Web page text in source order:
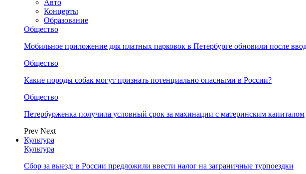
Авто
Концерты
Образование
Общество
Мобильное приложение для платных парковок в Петербурге обновили после
Общество
Какие породы собак могут признать потенциально опасными в России?
Общество
Петербурженка получила условный срок за махинации с материнским капиталом
Prev Next
Культура
Культура
Сбор за выезд: в России предложили ввести налог на заграничные турпоездки